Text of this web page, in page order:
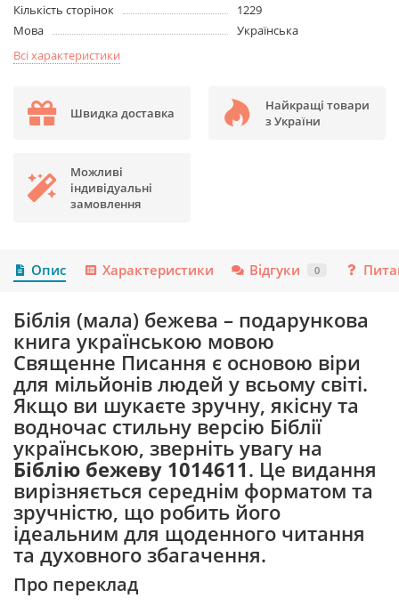
Кількість сторінок
1229
Мова
Українська
Всі характеристики
Швидка доставка
Найкращі товари
з України
Можливі
індивідуальні
замовлення
Опис Характеристики Відгуки 0
Біблія (мала) бежева – подарункова
книга українською мовою
Священне Писання є основою віри
для мільйонів людей у всьому світі.
Якщо ви шукаєте зручну, якісну та
водночас стильну версію Біблії
українською, зверніть увагу на
Біблію бежеву 1014611. Це видання
вирізняється середнім форматом та
зручністю, що робить його
ідеальним для щоденного читання
та духовного збагачення.
Про переклад